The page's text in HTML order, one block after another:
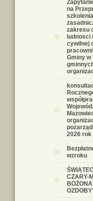
na
szkolenia
zakresu
ludnosci
cywilnej
Gminy w
2026 rok
wzroku
CZARY-